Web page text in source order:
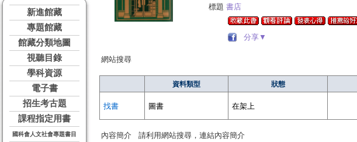
新進館藏
專題館藏
館藏分類地圖
視聽目錄
學科資源
電子書
招生考古題
課程指定用書
國科會人文社會專題書目
標題 書店
分享▼
網站搜尋
資料類型 狀態
找書 圖書 在架上
內容簡介 請利用網站搜尋，連結內容簡介